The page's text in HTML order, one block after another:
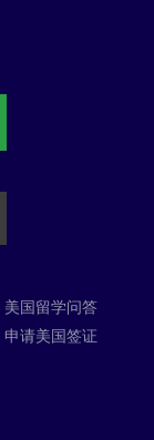
美国留学问答
申请美国签证